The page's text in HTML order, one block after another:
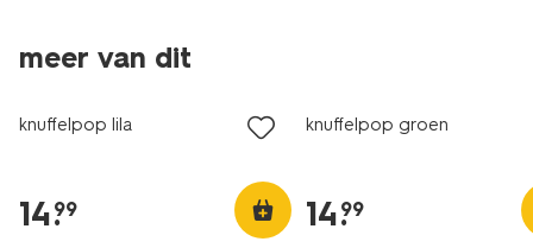
meer van dit
knuffelpop lila
14.
99
knuffelpop groen
14.
99